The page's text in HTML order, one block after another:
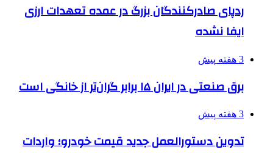
ردپای صادرکنندگان بزرگ در عمده تعهدات ارزی
ایفا نشده
3 هفته پیش
برق صنعتی در ایران ۱۵ برابر گران‌تر از خانگی است
3 هفته پیش
تدوین دستورالعمل جدید قیمت خودرو؛ واردات